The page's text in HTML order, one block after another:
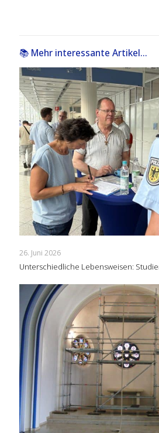
📚 Mehr interessante Artikel...
26. Juni 2026
Unterschiedliche Lebensweisen: